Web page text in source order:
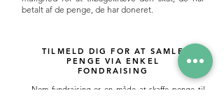
betalt af de penge, de har doneret.
TILMELD DIG FOR AT SAMLE
PENGE VIA ENKEL
FONDRAISING
Nem fundraising er en måde at skaffe penge til